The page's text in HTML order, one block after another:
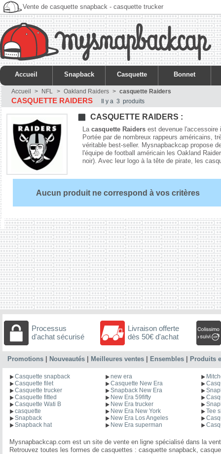
Vente de casquette snapback - casquette trucker
Accueil Snapback Casquette Bonnet
Accueil > NFL > Oakland Raiders > casquette Raiders
CASQUETTE RAIDERS Il y a 3 produits
CASQUETTE RAIDERS :
La casquette Raiders est devenue l'accessoire
Portée par de nombreux rappeurs américains,
véritable best-seller. Mysnapbackcap propose
l'équipe de football américain les Oakland
noir). Avec leur logo à la tête de pirate, les
Aucun produit ne correspond à vos critères
Processus
d'achat sécurisé
Livraison offerte
dès 50€ d'achat
Promotions Nouveautés Meilleures ventes Ensembles Produits
Casquette snapback
Casquette filet
Casquette trucker
Casquette fitted
Casquette Wati B
casquette
Snapback
Snapback hat
new era
Casquette New Era
Snapback New Era
New Era 59fifty
New Era trucker
New Era New York
New Era Los Angeles
New Era superman
Tee
Mysnapbackcap.com est un site de vente en ligne spécialisé dans la
Retrouvez toutes les formes de casquettes : casquette snapback,